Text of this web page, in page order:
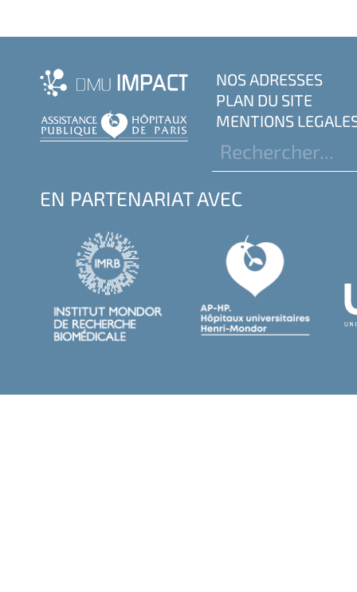
NOS ADRESSES
PLAN DU SITE
MENTIONS
EN PARTENARIAT AVEC